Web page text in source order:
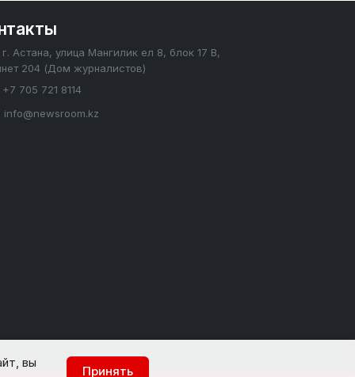
вы
Принять
г. Астана, улица Мангилик ел 8, блок 17 В,
204 (Дом журналистов)
+7 705 721 8114
info@newsroom.kz